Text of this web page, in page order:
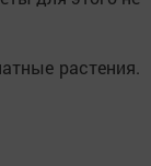
растения.